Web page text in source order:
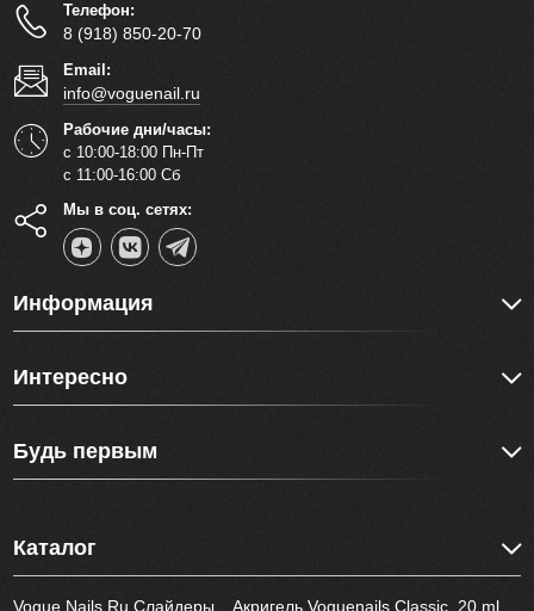
Телефон:
8 (918) 850-20-70
Email:
info@voguenail.ru
Рабочие дни/часы:
с 10:00-18:00 Пн-Пт
с 11:00-16:00 Сб
Мы в соц. сетях:
Информация
Интересно
Будь первым
Каталог
Vogue Nails Ru Слайдеры
Акригель Voguenails Classic, 20 ml